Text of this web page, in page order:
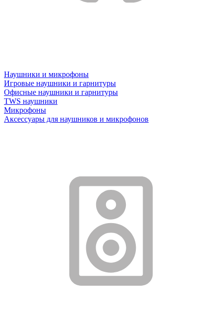
Наушники и микрофоны
Игровые наушники и гарнитуры
Офисные наушники и гарнитуры
TWS наушники
Микрофоны
Аксессуары для наушников и микрофонов